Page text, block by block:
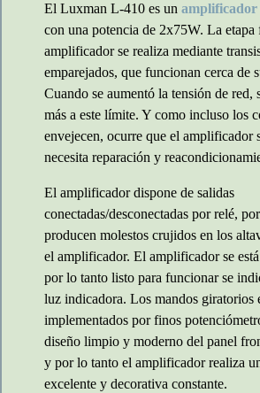
El Luxman L-410 es un amplificador
con una potencia de 2x75W. La etapa
amplificador se realiza mediante
emparejados, que funcionan cerca de
Cuando se aumentó la tensión de red,
más a este límite. Y como incluso los
envejecen, ocurre que el amplificador
necesita reparación y
El amplificador dispone de salidas
conectadas/desconectadas por relé,
producen molestos crujidos en los
el amplificador. El amplificador se
por lo tanto listo para funcionar se
luz indicadora. Los mandos giratorios
implementados por finos
diseño limpio y moderno del panel
y por lo tanto el amplificador realiza
excelente y decorativa constante.